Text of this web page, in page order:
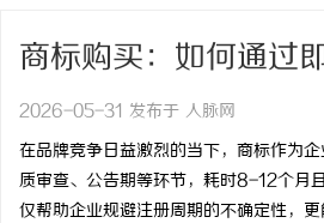
商标购买：如何通过
2026-05-31 发布于 人脉网
在品牌竞争日益激烈的当下，商标作为
质审查、公告期等环节，耗时8-12个月
仅帮助企业规避注册周期的不确定性，